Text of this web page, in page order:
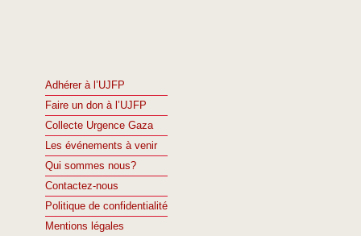
Adhérer à l’UJFP
Faire un don à l’UJFP
Collecte Urgence Gaza
Les événements à venir
Qui sommes nous?
Contactez-nous
Politique de confidentialité
Mentions légales